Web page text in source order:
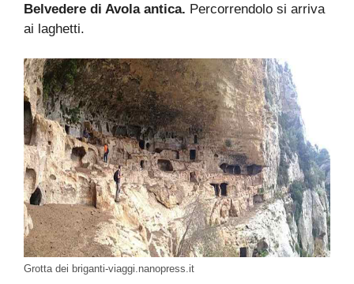
Belvedere di Avola antica. Percorrendolo si arriva
ai laghetti.
Grotta dei briganti-viaggi.nanopress.it